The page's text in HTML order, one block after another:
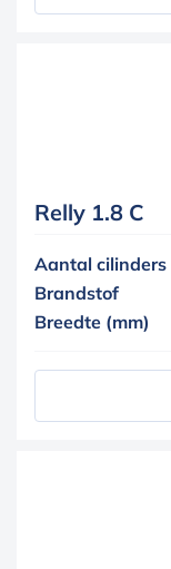
Relly 1.8 C
Aantal cilinders
Brandstof
Breedte (mm)